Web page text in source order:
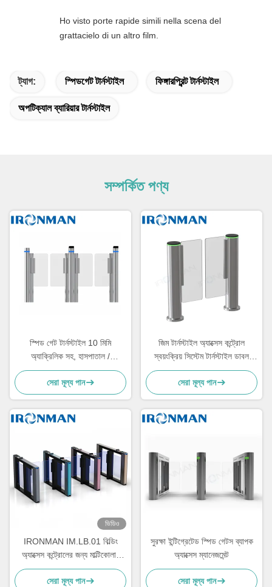
Ho visto porte rapide simili nella scena del
grattacielo di un altro film.
ট্যাগ: স্পিডগেট টার্নস্টাইল ফিঙ্গারপ্রিন্ট টার্নস্টাইল
অপটিক্যাল ব্যারিয়ার টার্নস্টাইল
সম্পর্কিত পণ্য
স্পিড গেট টার্নস্টাইল 10 মিমি
অ্যাক্রিলিক সহ, হাসপাতাল /
হোটেলগুলির জন্য সুইং টার্নস্টাইল
সেরা মূল্য পান
জিম টার্নস্টাইল অ্যাক্সেস কন্ট্রোল
স্বয়ংক্রিয় সিস্টেম টার্নস্টাইল ডাবল
আইডেন্টিফিকেশন সহ
সেরা মূল্য পান
ভিডিও
IRONMAN IM.LB.01 বিল্ডিং
অ্যাক্সেস কন্ট্রোলের জন্য মাল্টিকোলার
অপটিক্যাল স্পিড গেট টার্নস্টাইল
সেরা মূল্য পান
সুরক্ষা ইন্টিগ্রেটেড স্পিড গেটস ব্যাপক
অ্যাক্সেস ম্যানেজমেন্ট
সেরা মূল্য পান